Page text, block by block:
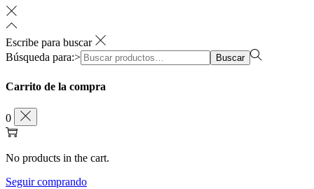
Escribe para buscar
Búsqueda para:>
Buscar
Carrito de la compra
0
No products in the cart.
Seguir comprando